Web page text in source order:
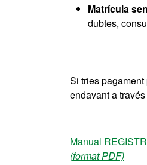
Matrícula
dubtes,
Si tries
endavant a
Manual
(format PDF)